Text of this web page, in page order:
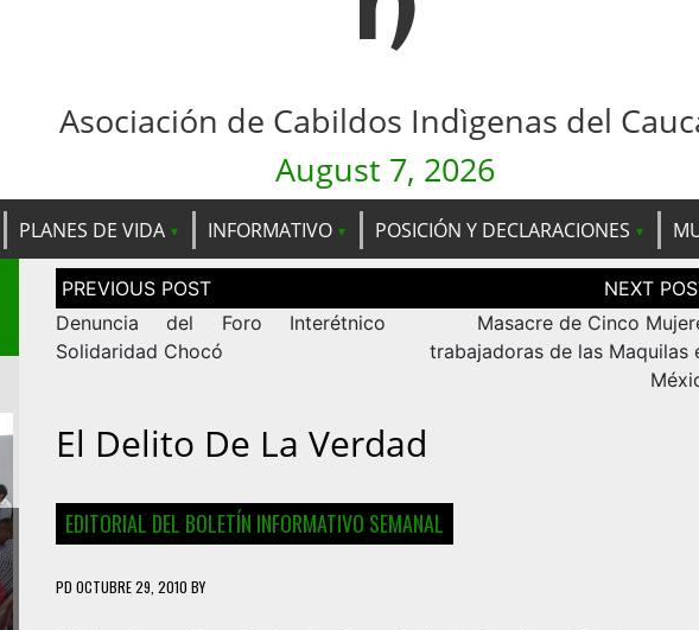
Asociación de Cabildos Indìgenas del
August 7, 2026
PLANES DE VIDA INFORMATIVO POSICIÓN Y DECLARACIONES
Navegación
de
entradas
Denuncia del Foro Interétnico
Solidaridad Chocó
Masacre de Cinco
trabajadoras de las Maquilas
El Delito De La Verdad
EDITORIAL DEL BOLETÍN INFORMATIVO SEMANAL
PD OCTUBRE 29, 2010 BY